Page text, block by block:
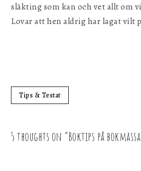
släkting som kan och vet allt om
Lovar att hen aldrig har lagat vilt
Tips & Testat
5 thoughts on “Boktips på